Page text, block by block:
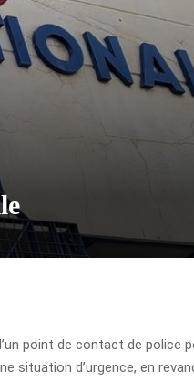
point de contact de police
situation d’urgence, en